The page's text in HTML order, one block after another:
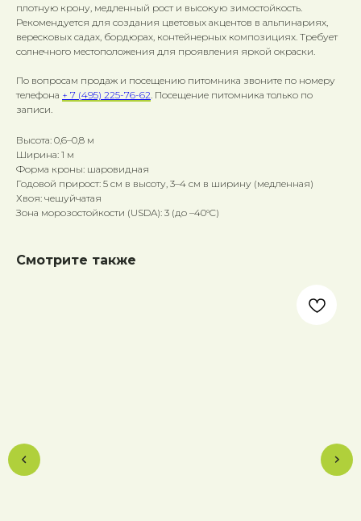
плотную крону, медленный рост и высокую зимостойкость.
Рекомендуется для создания цветовых акцентов в альпинариях,
вересковых садах, бордюрах, контейнерных композициях. Требует
солнечного местоположения для проявления яркой окраски.
По вопросам продаж и посещению питомника звоните по номеру
телефона + 7 (495) 225-76-62 . Посещение питомника только по
записи.
Высота: 0,6–0,8 м
Ширина: 1 м
Форма кроны: шаровидная
Годовой прирост: 5 см в высоту, 3–4 см в ширину (медленная)
Хвоя: чешуйчатая
Зона морозостойкости (USDA): 3 (до –40°C)
Смотрите также